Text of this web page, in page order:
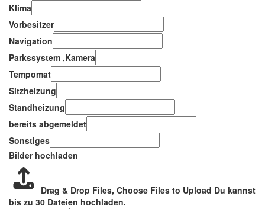
Klima
Vorbesitzer
Navigation
Parkssystem ,Kamera
Tempomat
Sitzheizung
Standheizung
bereits abgemeldet
Sonstiges
Bilder hochladen
Drag & Drop Files, Choose Files to Upload Du kannst
bis zu 30 Dateien hochladen.